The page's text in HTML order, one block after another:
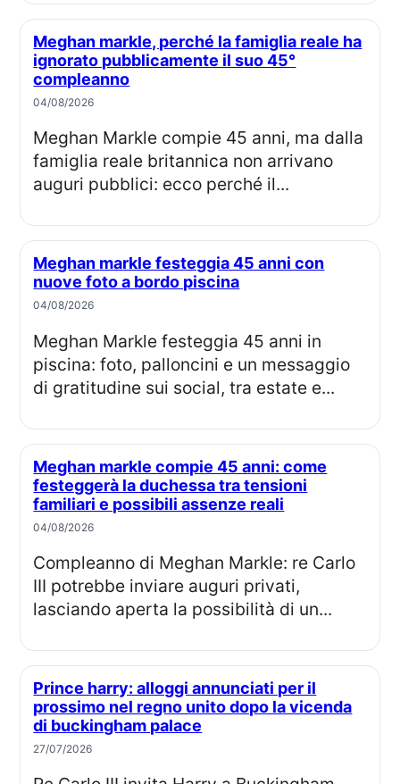
Meghan markle, perché la famiglia reale ha
ignorato pubblicamente il suo 45°
compleanno
04/08/2026
Meghan Markle compie 45 anni, ma dalla
famiglia reale britannica non arrivano
auguri pubblici: ecco perché il...
Meghan markle festeggia 45 anni con
nuove foto a bordo piscina
04/08/2026
Meghan Markle festeggia 45 anni in
piscina: foto, palloncini e un messaggio
di gratitudine sui social, tra estate e...
Meghan markle compie 45 anni: come
festeggerà la duchessa tra tensioni
familiari e possibili assenze reali
04/08/2026
Compleanno di Meghan Markle: re Carlo
III potrebbe inviare auguri privati,
lasciando aperta la possibilità di un...
Prince harry: alloggi annunciati per il
prossimo nel regno unito dopo la vicenda
di buckingham palace
27/07/2026